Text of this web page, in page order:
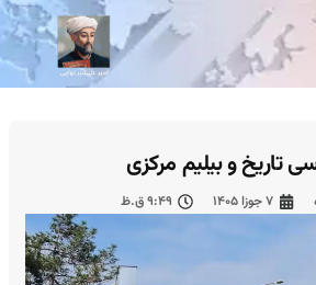
تاریخ و بیلیم مرکزی
۷ جوزا ۱۴۰۵ ۹:۴۹ ق.ظ